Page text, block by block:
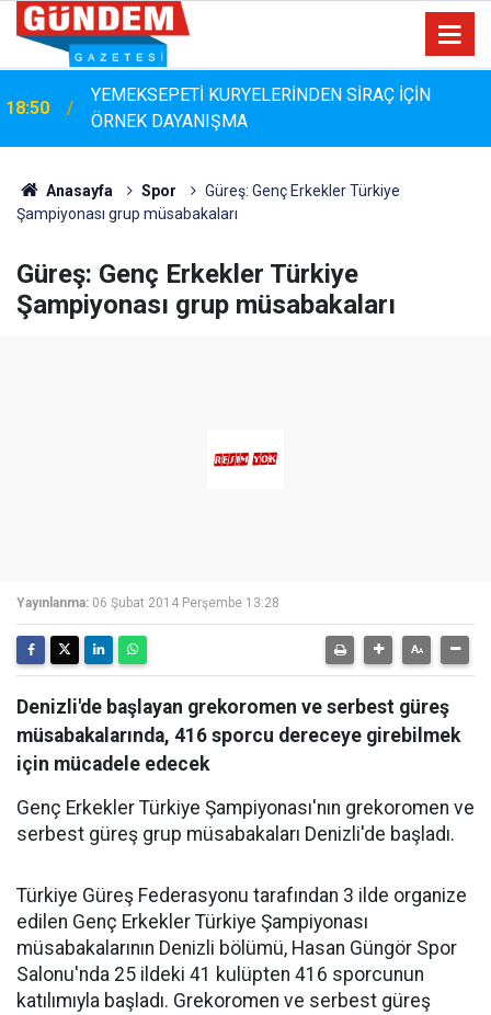
YEMEKSEPETİ KURYELERİNDEN SİRAÇ İÇİN
ÖRNEK DAYANIŞMA
18:17
MHP Muğla İl Başkanı Emrah Oltulu Köyceğiz’de:
“Köyceğiz Mazeret Değil, Hizmet Bekliyor”
Anasayfa Spor
Güreş: Genç Erkekler Türkiye
Şampiyonası grup müsabakaları
Güreş: Genç Erkekler Türkiye
Şampiyonası grup müsabakaları
Yayınlanma: 06 Şubat 2014 Perşembe 13:28
Denizli'de başlayan grekoromen ve serbest güreş
müsabakalarında, 416 sporcu dereceye girebilmek
için mücadele edecek
Genç Erkekler Türkiye Şampiyonası'nın grekoromen ve
serbest güreş grup müsabakaları Denizli'de başladı.
Türkiye Güreş Federasyonu tarafından 3 ilde organize
edilen Genç Erkekler Türkiye Şampiyonası
müsabakalarının Denizli bölümü, Hasan Güngör Spor
Salonu'nda 25 ildeki 41 kulüpten 416 sporcunun
katılımıyla başladı. Grekoromen ve serbest güreş